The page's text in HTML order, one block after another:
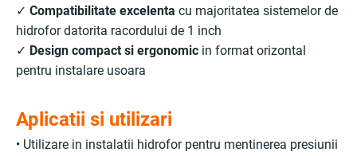
✓ Compatibilitate excelenta cu majoritatea sistemelor de
hidrofor datorita racordului de 1 inch
✓ Design compact si ergonomic in format orizontal
pentru instalare usoara
Aplicatii si utilizari
• Utilizare in instalatii hidrofor pentru mentinerea presiunii